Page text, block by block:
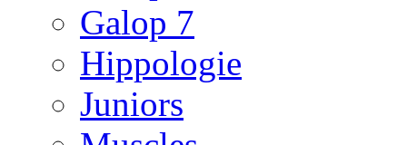
Galop 7
Hippologie
Juniors